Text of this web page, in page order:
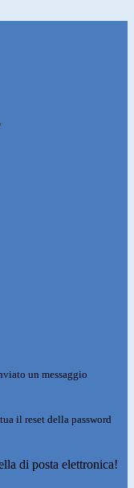
un messaggio
il reset della password
di posta elettronica!